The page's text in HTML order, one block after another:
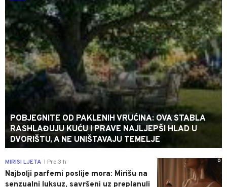
POBJEGNITE OD PAKLENIH VRUĆINA: OVA STABLA
RASHLAĐUJU KUĆU I PRAVE NAJLJEPŠI HLAD U
DVORIŠTU, A NE UNIŠTAVAJU TEMELJE
0
MIRISI LJETA Pre 3 h
Najbolji parfemi poslije mora: Mirišu na
senzualni luksuz, savršeni uz preplanuli